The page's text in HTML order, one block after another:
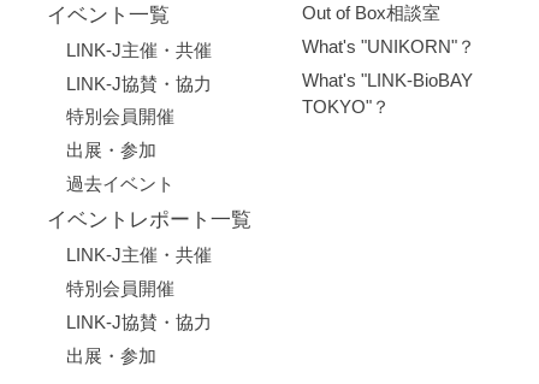
イベント一覧
LINK-J主催・共催
LINK-J協賛・協力
特別会員開催
出展・参加
過去イベント
イベントレポート一覧
LINK-J主催・共催
特別会員開催
LINK-J協賛・協力
出展・参加
Out of Box相談室
What's "UNIKORN"？
What's "LINK-BioBAY
TOKYO"？